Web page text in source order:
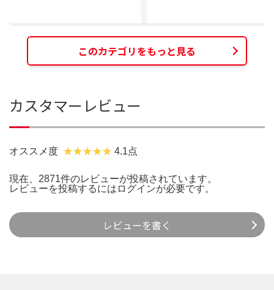
このカテゴリをもっと見る
カスタマーレビュー
オススメ度 4.1点
現在、2871件のレビューが投稿されています。
レビューを投稿するには ログインが必要です。
レビューを書く